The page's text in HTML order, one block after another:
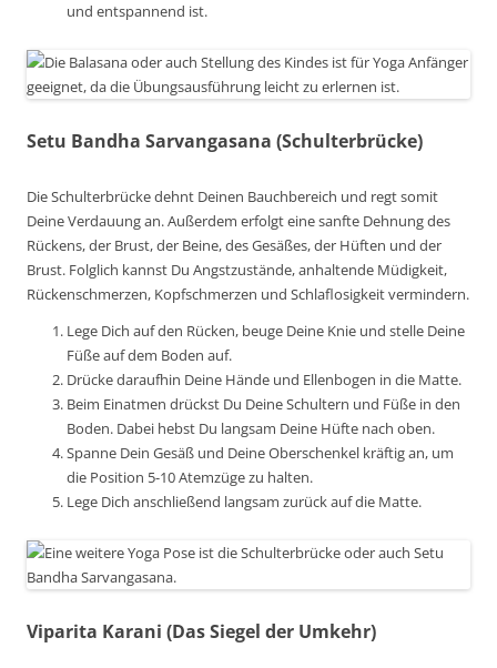
und entspannend ist.
Setu Bandha Sarvangasana (Schulterbrücke)
Die Schulterbrücke dehnt Deinen Bauchbereich und regt somit
Deine Verdauung an. Außerdem erfolgt eine sanfte Dehnung des
Rückens, der Brust, der Beine, des Gesäßes, der Hüften und der
Brust. Folglich kannst Du Angstzustände, anhaltende Müdigkeit,
Rückenschmerzen, Kopfschmerzen und Schlaflosigkeit vermindern.
Lege Dich auf den Rücken, beuge Deine Knie und stelle Deine
Füße auf dem Boden auf.
Drücke daraufhin Deine Hände und Ellenbogen in die Matte.
Beim Einatmen drückst Du Deine Schultern und Füße in den
Boden. Dabei hebst Du langsam Deine Hüfte nach oben.
Spanne Dein Gesäß und Deine Oberschenkel kräftig an, um
die Position 5-10 Atemzüge zu halten.
Lege Dich anschließend langsam zurück auf die Matte.
Viparita Karani (Das Siegel der Umkehr)